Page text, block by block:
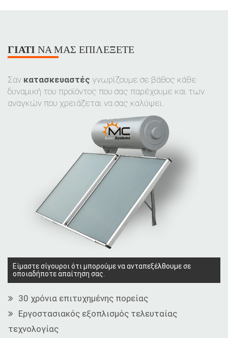
ΓΙΑΤΊ ΝΑ ΜΑΣ ΕΠΙΛΈΞΕΤΕ
Σαν κατασκευαστές γνωρίζουμε σε βάθος κάθε
δυναμική του προϊόντος που σας παρέχουμε και των
αναγκών που χρειάζεται να σας καλύψει.
Είμαστε σίγουροι ότι μπορούμε να ανταπεξέλθουμε σε
οποιαδήποτε απαίτηση σας.
30 χρόνια επιτυχημένης πορείας
Εργοστασιακός εξοπλισμός τελευταίας
τεχνολογίας